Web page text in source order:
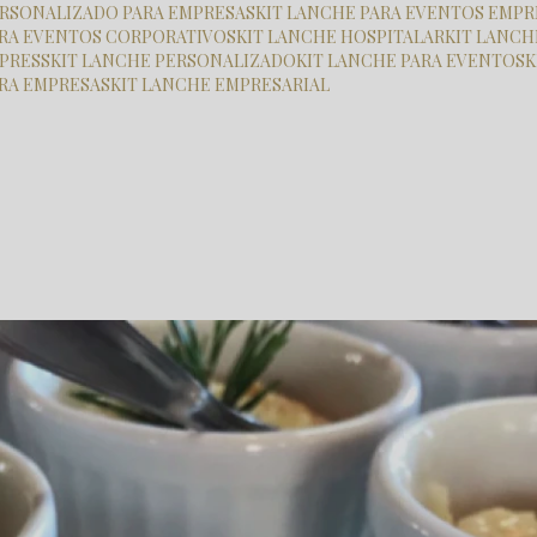
PARA EMPRESAS KIT LANCHE PARA EVENTOS
EVENTOS CORPORATIVOS KIT LANCHE HOSPITALAR KIT
KIT LANCHE PERSONALIZADO KIT LANCHE PARA EVENTOS
EMPRESAS KIT LANCHE EMPRESARIAL